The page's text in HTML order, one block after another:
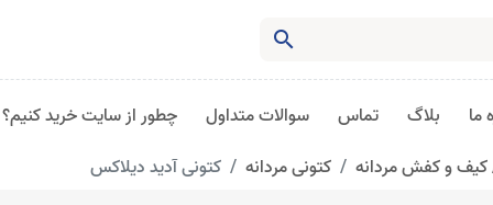
search
ما بلاگ تماس سوالات متداول چطور از سایت خرید کنیم؟
کیف و کفش مردانه کتونی مردانه کتونی آدید دیلاکس